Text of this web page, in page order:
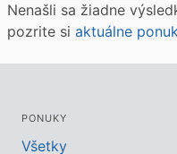
Nenašli sa žiadne
pozrite si aktuálne
PONUKY
Všetky